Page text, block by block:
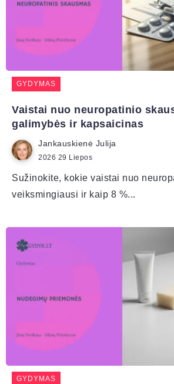
GYDYMAS
Vaistai nuo neuropatinio
galimybės ir kapsaicinas
Jankauskienė Julija
2026 29 Liepos
Sužinokite, kokie vaistai nuo
veiksmingiausi ir kaip 8 %...
GYDYMAS